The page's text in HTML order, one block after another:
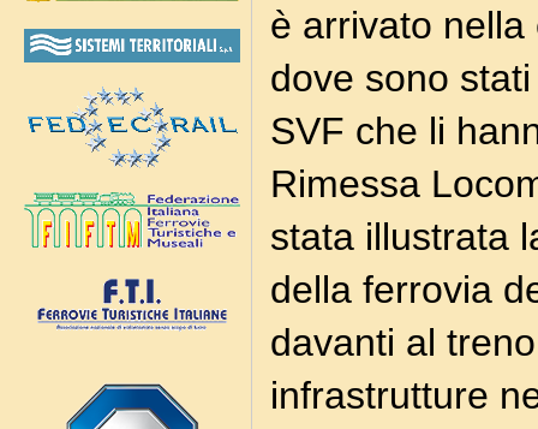
è arrivato
dove sono
SVF che li
Rimessa
stata illustrata
della ferrovia
davanti al
infrastrutture